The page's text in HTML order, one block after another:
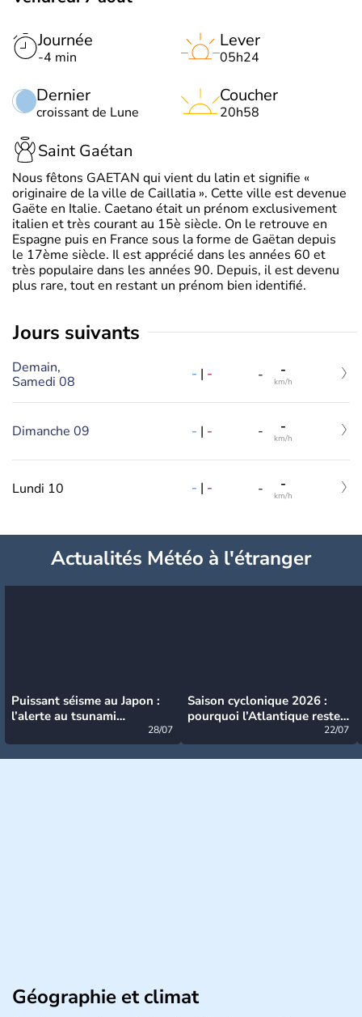
Journée
-4 min
Dernier
croissant de Lune
Lever
05h24
Coucher
20h58
Saint Gaétan
Nous fêtons GAETAN qui vient du latin et signifie «
originaire de la ville de Caillatia ». Cette ville est devenue
Gaëte en Italie. Caetano était un prénom exclusivement
italien et très courant au 15è siècle. On le retrouve en
Espagne puis en France sous la forme de Gaëtan depuis
le 17ème siècle. Il est apprécié dans les années 60 et
très populaire dans les années 90. Depuis, il est devenu
plus rare, tout en restant un prénom bien identifié.
jours suivants
Demain,
Samedi 08
- | - - -
km/h
Dimanche 09 - | - - -
km/h
Lundi 10 - | - - -
km/h
Actualités Météo à l'étranger
Puissant séisme au Japon :
l’alerte au tsunami
28/07
Saison cyclonique 2026 :
pourquoi l’Atlantique reste
22/07
Géographie et climat